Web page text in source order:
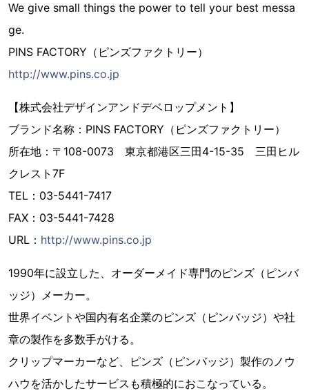
We give small things the power to tell your best messa
ge.
PINS FACTORY（ピンズファクトリー）
http://www.pins.co.jp
【株式会社デザインアンドデベロップメント】
ブランド名称：PINS FACTORY（ピンズファクトリー）
所在地：〒108-0073 東京都港区三田4-15-35 三田ヒル
クレスト7F
TEL：03-5441-7417
FAX：03-5441-7428
URL： http://www.pins.co.jp
1990年に設立した、オーダーメイド専門のピンズ（ピンバ
ッジ）メーカー。
世界イベントや国内有名企業のピンズ（ピンバッジ）や社
章の製作を多数手がける。
クリップマーカーなど、ピンズ（ピンバッジ）製作のノウ
ハウを活かしたサービスも積極的におこなっている。